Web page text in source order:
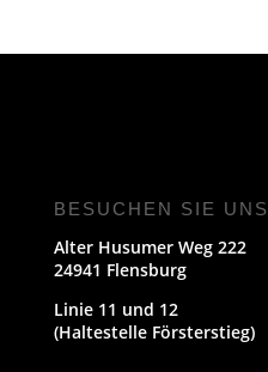
BESUCHEN SIE UNS
Alter Husumer Weg 222
24941 Flensburg
Linie 11 und 12
(Haltestelle Försterstieg)